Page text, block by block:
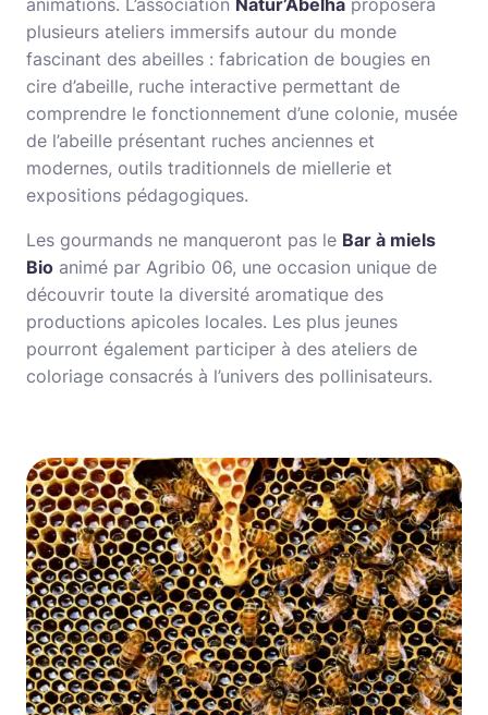
animations. L’association Natur’Abelha proposera
plusieurs ateliers immersifs autour du monde
fascinant des abeilles : fabrication de bougies en
cire d’abeille, ruche interactive permettant de
comprendre le fonctionnement d’une colonie, musée
de l’abeille présentant ruches anciennes et
modernes, outils traditionnels de miellerie et
expositions pédagogiques.
Les gourmands ne manqueront pas le Bar à miels
Bio animé par Agribio 06, une occasion unique de
découvrir toute la diversité aromatique des
productions apicoles locales. Les plus jeunes
pourront également participer à des ateliers de
coloriage consacrés à l’univers des pollinisateurs.